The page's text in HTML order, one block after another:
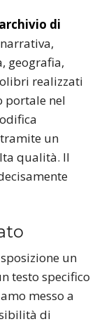
di
geografia,
realizzati
portale nel
un
qualità. Il
un
testo specifico
messo a
di